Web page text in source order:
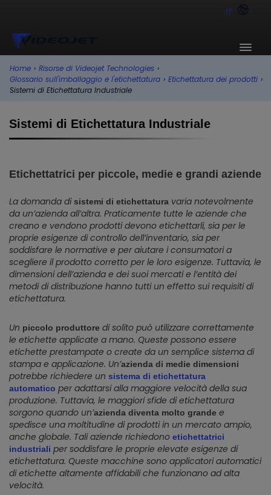
IT
Home › Risorse di Videojet Technologies ›
Glossario sull'imballaggio e l'etichettatura › Etichettatura dei prodotti ›
Sistemi di Etichettatura Industriale
Sistemi di Etichettatura Industriale
Etichettatrici per piccole, medie e grandi aziende
La domanda disistemi di etichettatura varia notevolmente
da un’azienda all’altra. Praticamente tutte le aziende che
creano e vendono prodotti devono etichettarli, sia per le
proprie esigenze di controllo dell’inventario, sia per
soddisfare le normative e per aiutare i consumatori a
scegliere il prodotto corretto per le loro esigenze. Tuttavia, le
dimensioni dell’azienda e dei suoi mercati e l’entità dei
metodi di distribuzione hanno tutti un effetto sui requisiti di
etichettatura.
Un piccolo produttore di solito può utilizzare correttamente
le etichette applicate a mano. Queste possono essere
etichette prestampate o create da un semplice sistema di
stampa e applicazione. Un’azienda di medie dimensioni
potrebbe richiedere un sistema di etichettatura
automatico per adattarsi alla maggiore velocità della sua
produzione. Tuttavia, le maggiori sfide di etichettatura
sorgono quando un’azienda diventa molto grande e
spedisce una moltitudine di prodotti in un mercato ampio,
anche globale. Tali aziende richiedono etichettatrici
industriali per soddisfare le proprie elevate esigenze di
etichettatura. Queste macchine sono applicatori automatici
di etichette altamente affidabili che funzionano ad alta
velocità.